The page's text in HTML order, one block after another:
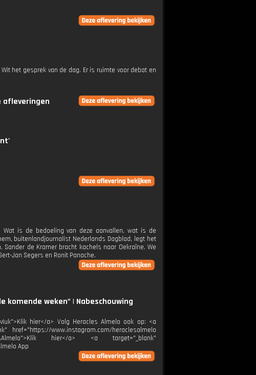
het gesprek van de dag. Er is ruimte voor debat en
afleveringen
is de bedoeling van deze aanvallen, wat is de
buitenlandjournalist Nederlands Dagblad, legt het
de Kramer bracht kachels naar Oekraïne. We
Jan Segers en Ronit Panache.
komende weken" | Nabeschouwing
hier</a> Volg Heracles Almelo ook op: <a
href="https://www.instagram.com/heraclesalmelo
hier</a> <a target="_blank"
App